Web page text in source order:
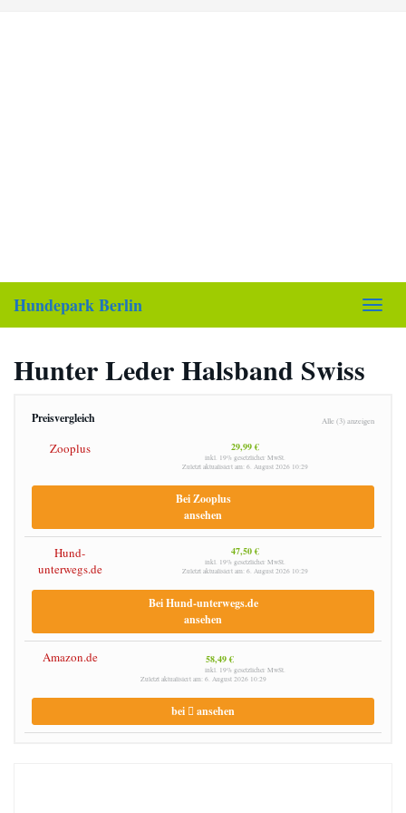
Hundepark Berlin
Hunter Leder Halsband Swiss
Alle (3) anzeigen
Preisvergleich
Zooplus 29,99 €
inkl. 19% gesetzlicher MwSt.
Zuletzt aktualisiert am: 6. August 2026 10:29
Bei Zooplus
ansehen
Hund-
unterwegs.de
47,50 €
inkl. 19% gesetzlicher MwSt.
Zuletzt aktualisiert am: 6. August 2026 10:29
Bei Hund-unterwegs.de
ansehen
Amazon.de 58,49 €
inkl. 19% gesetzlicher MwSt.
Zuletzt aktualisiert am: 6. August 2026 10:29
bei ansehen